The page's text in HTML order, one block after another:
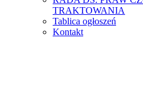
TRAKTOWANIA
Tablica ogłoszeń
Kontakt